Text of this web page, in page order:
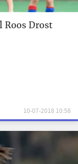
Drost
10-07-2018 10:58